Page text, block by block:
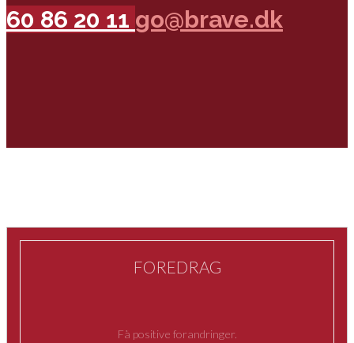
60 86 20 11 go@brave.dk
FOREDRAG
Få positive forandringer.